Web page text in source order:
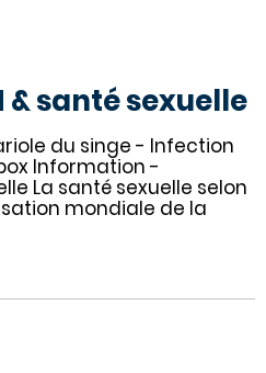
& santé sexuelle
du singe - Infection
Information -
La santé sexuelle selon
mondiale de la